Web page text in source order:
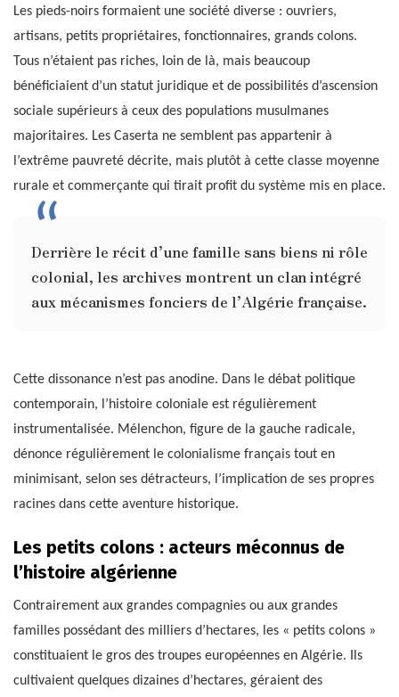
Les pieds-noirs formaient une société diverse : ouvriers,
artisans, petits propriétaires, fonctionnaires, grands colons.
Tous n’étaient pas riches, loin de là, mais beaucoup
bénéficiaient d’un statut juridique et de possibilités d’ascension
sociale supérieurs à ceux des populations musulmanes
majoritaires. Les Caserta ne semblent pas appartenir à
l’extrême pauvreté décrite, mais plutôt à cette classe moyenne
rurale et commerçante qui tirait profit du système mis en place.
Derrière le récit d’une famille sans biens ni rôle
colonial, les archives montrent un clan intégré
aux mécanismes fonciers de l’Algérie française.
Cette dissonance n’est pas anodine. Dans le débat politique
contemporain, l’histoire coloniale est régulièrement
instrumentalisée. Mélenchon, figure de la gauche radicale,
dénonce régulièrement le colonialisme français tout en
minimisant, selon ses détracteurs, l’implication de ses propres
racines dans cette aventure historique.
Les petits colons : acteurs méconnus de
l’histoire algérienne
Contrairement aux grandes compagnies ou aux grandes
familles possédant des milliers d’hectares, les « petits colons »
constituaient le gros des troupes européennes en Algérie. Ils
cultivaient quelques dizaines d’hectares, géraient des